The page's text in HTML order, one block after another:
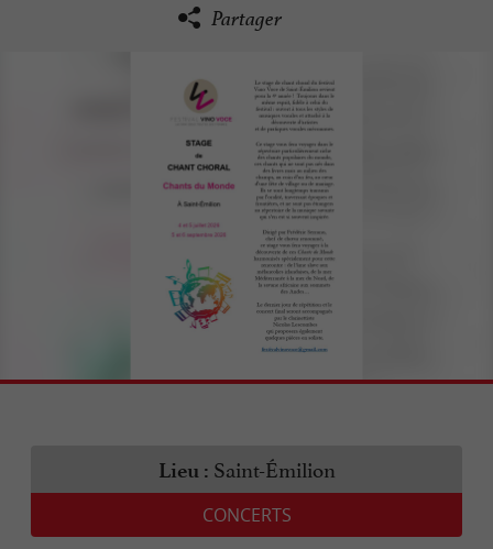
Partager
Lieu : Saint-Émilion
CONCERTS